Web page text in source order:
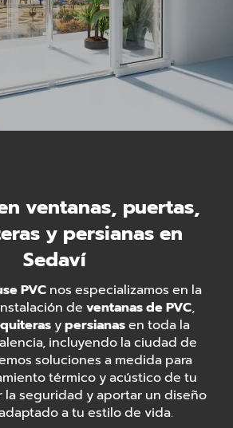
ventanas, puertas,
y persianas en
Sedaví
PVC nos especializamos en la
de ventanas de PVC,
ypersianasen toda la
incluyendo la ciudad de
soluciones a medida para
térmico y acústico de tu
la seguridad y aportar un diseño
a tu estilo de vida.